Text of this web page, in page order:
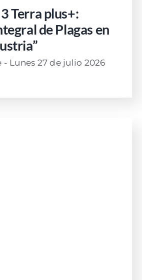
Terra plus+:
de Plagas en
- Lunes 27 de julio 2026